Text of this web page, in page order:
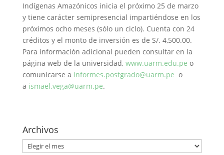
Indígenas Amazónicos inicia el próximo 25 de marzo
y tiene carácter semipresencial impartiéndose en los
próximos ocho meses (sólo un ciclo). Cuenta con 24
créditos y el monto de inversión es de S/. 4,500.00.
Para información adicional pueden consultar en la
página web de la universidad, www.uarm.edu.pe o
comunicarse a informes.postgrado@uarm.pe o
a ismael.vega@uarm.pe.
Archivos
Archivos